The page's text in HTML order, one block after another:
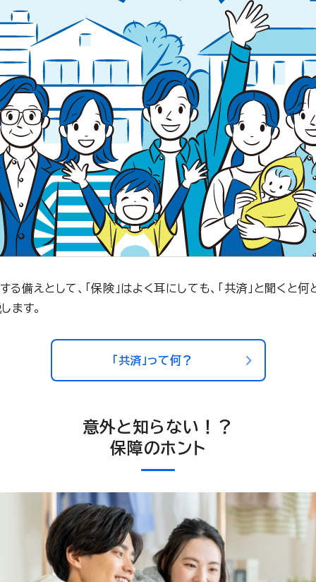
備えとして、「保険」はよく耳にしても、「共済」と聞くと
ます。
「共済」って何？
意外と知らない！？
保障のホント